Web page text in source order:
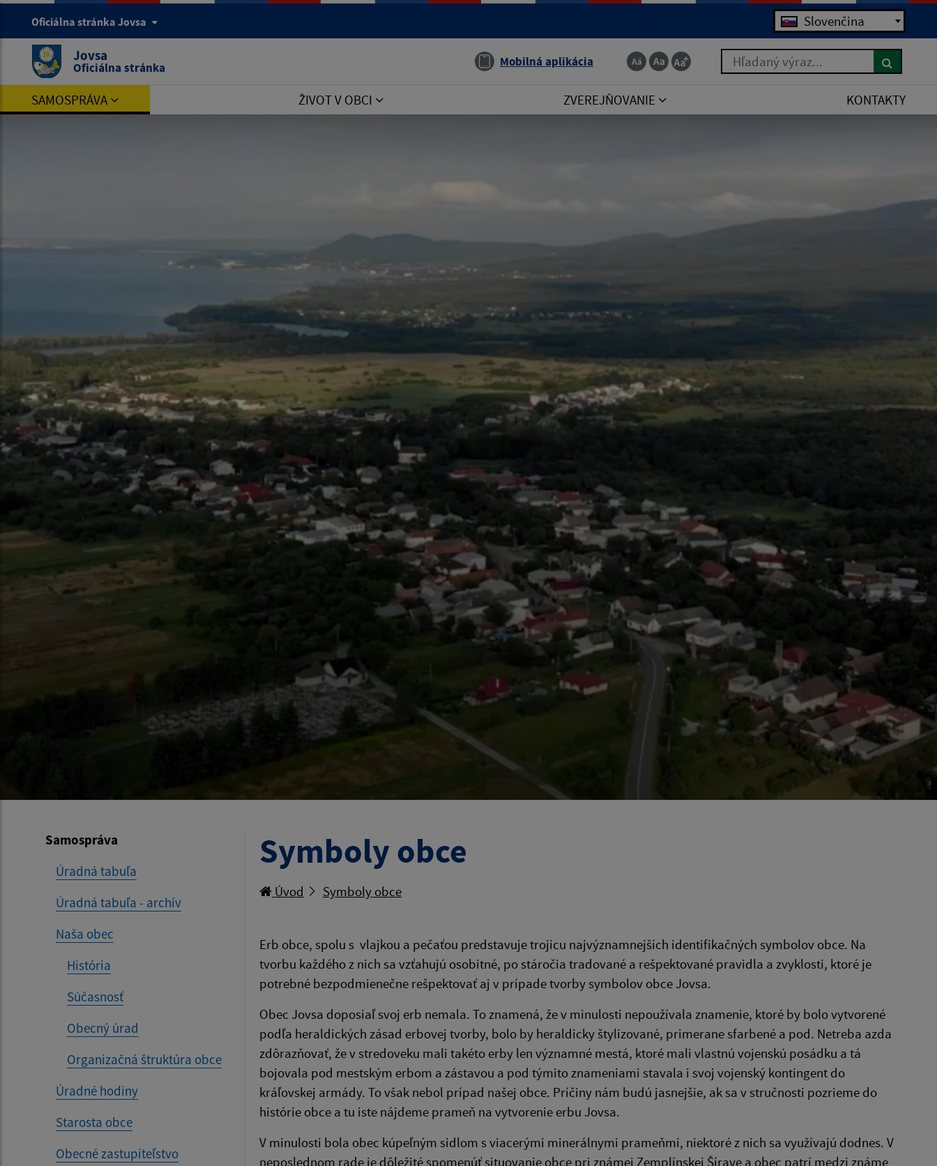
Oficiálna stránka Jovsa Slovenčina
Jovsa
Oficiálna stránka Mobilná aplikácia Hľadaný výraz...
SAMOSPRÁVA ŽIVOT V OBCI ZVEREJŇOVANIE KONTAKTY
Samospráva
Úradná tabuľa
Úradná tabuľa - archív
Naša obec
História
Súčasnosť
Obecný úrad
Organizačná štruktúra obce
Úradné hodiny
Starosta obce
Obecné zastupiteľstvo
Symboly obce
Úvod Symboly obce
Erb obce, spolu s vlajkou a pečaťou predstavuje trojicu najvýznamnejších identifikačných symbolov obce. Na
tvorbu každého z nich sa vzťahujú osobitné, po stáročia tradované a rešpektované pravidla a zvyklosti, ktoré je
potrebné bezpodmienečne rešpektovať aj v prípade tvorby symbolov obce Jovsa.
Obec Jovsa doposiaľ svoj erb nemala. To znamená, že v minulosti nepoužívala znamenie, ktoré by bolo vytvorené
podľa heraldických zásad erbovej tvorby, bolo by heraldicky štylizované, primerane sfarbené a pod. Netreba azda
zdôrazňovať, že v stredoveku mali takéto erby len významné mestá, ktoré mali vlastnú vojenskú posádku a tá
bojovala pod mestským erbom a zástavou a pod týmito znameniami stavala i svoj vojenský kontingent do
kráľovskej armády. To však nebol prípad našej obce. Príčiny nám budú jasnejšie, ak sa v stručnosti pozrieme do
histórie obce a tu iste nájdeme prameň na vytvorenie erbu Jovsa.
V minulosti bola obec kúpeľným sidlom s viacerými minerálnymi prameňmi, niektoré z nich sa využívajú dodnes. V
neposlednom rade je dôležité spomenúť situovanie obce pri známej Zemplínskej Šírave a obec patrí medzi známe